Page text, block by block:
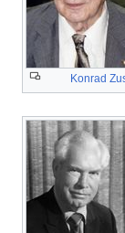
Konrad